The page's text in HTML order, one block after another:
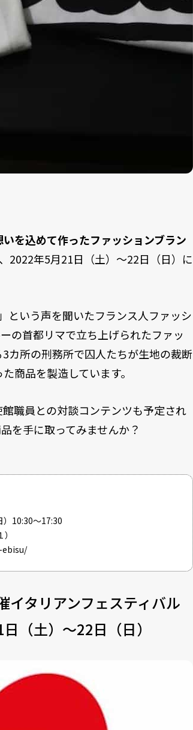
を込めて作ったファッションブラン
2022年5月21日（土）～22日（日）に
という声を聞いたフランス人ファッシ
の首都リマで立ち上げられたファッ
カ所の刑務所で囚人たちが生地の裁断
商品を製造しています。
職員との対談コンテンツも予定され
を手に取ってみませんか？
10:30〜17:30
イタリアンフェスティバル
（土）～22日（日）